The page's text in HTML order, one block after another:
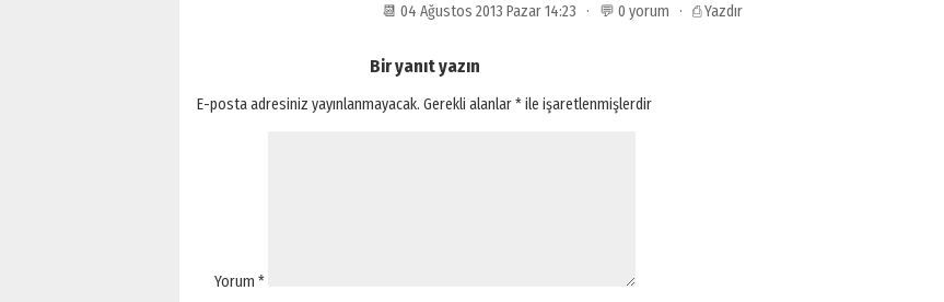
📆 04 Ağustos 2013 Pazar 14:23 · 💬 0 yorum · ⎙ Yazdır
Bir yanıt yazın
E-posta adresiniz yayınlanmayacak. Gerekli alanlar*ile işaretlenmişlerdir
Yorum *